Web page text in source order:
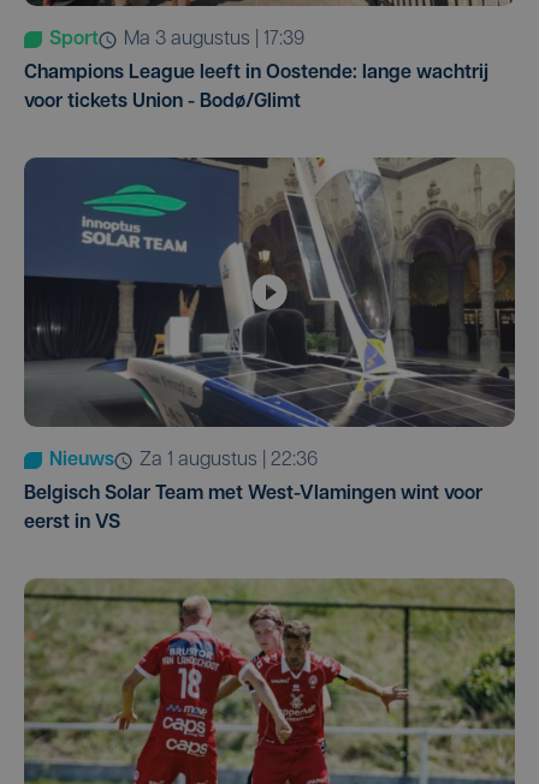
Sport
ma 3 augustus | 17:39
Champions League leeft in Oostende: lange wachtrij
voor tickets Union - Bodø/Glimt
Nieuws
za 1 augustus | 22:36
Belgisch Solar Team met West-Vlamingen wint voor
eerst in VS